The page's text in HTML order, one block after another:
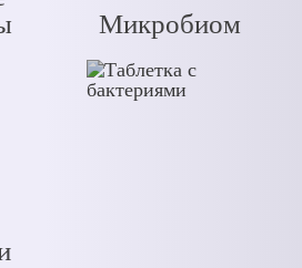
Микробиом